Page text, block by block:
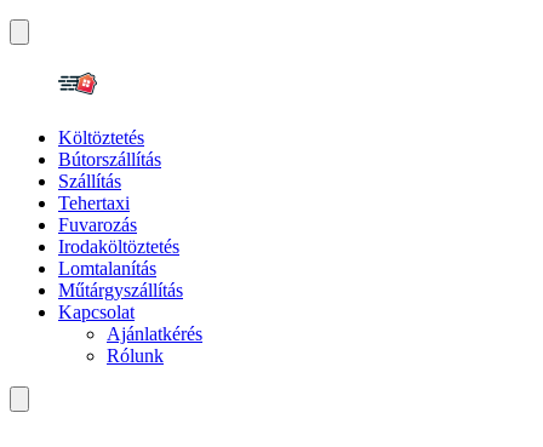
Költöztetés
Bútorszállítás
Szállítás
Tehertaxi
Fuvarozás
Irodaköltöztetés
Lomtalanítás
Műtárgyszállítás
Kapcsolat
Ajánlatkérés
Rólunk